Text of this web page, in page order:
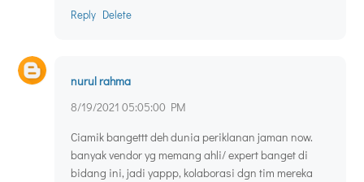
Reply Delete
nurul rahma
8/19/2021 05:05:00 PM
Ciamik bangettt deh dunia periklanan jaman now.
banyak vendor yg memang ahli/ expert banget di
bidang ini, jadi yappp, kolaborasi dgn tim mereka